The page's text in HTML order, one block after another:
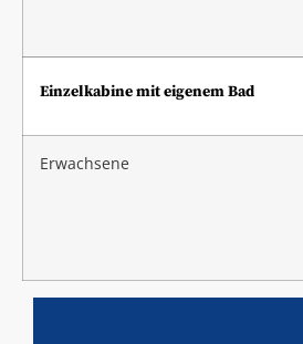
Einzelkabine mit eigenem Bad
Erwachsene